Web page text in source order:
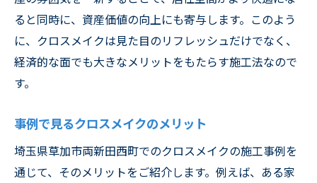
ると同時に、資産価値の向上にも寄与します。このよう
に、クロスメイクは見た目のリフレッシュだけでなく、
経済的な面でも大きなメリットをもたらす施工法なので
す。
事例で見るクロスメイクのメリット
埼玉県草加市両新田西町でのクロスメイクの施工事例を
通じて、そのメリットをご紹介します。例えば、ある家